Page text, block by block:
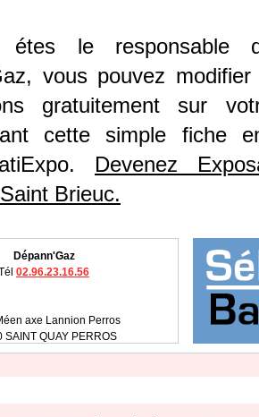
le responsable
vous pouvez
gratuitement sur
cette simple fiche
Devenez
Brieuc.
Dépann'Gaz
02.96.23.16.56
axe Lannion Perros
SAINT QUAY PERROS